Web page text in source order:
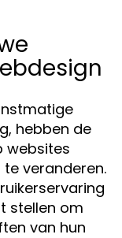
hebben de
websites
veranderen.
stellen om
van hun